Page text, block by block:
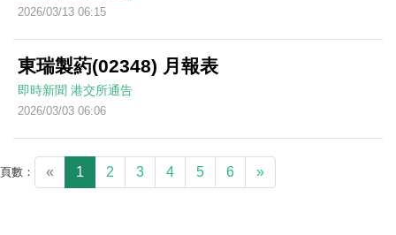
2026/03/13 06:15
東瑞製葯(02348) 月報表
即時新聞 港交所通告
2026/03/03 06:06
頁數： « 1 2 3 4 5 6 »